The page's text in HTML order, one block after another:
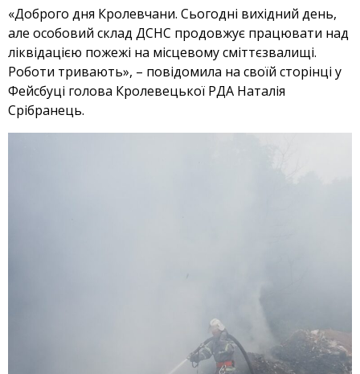
«Доброго дня Кролевчани. Сьогодні вихідний день,
але особовий склад ДСНС продовжує працювати над
ліквідацією пожежі на місцевому сміттєзвалищі.
Роботи тривають», – повідомила на своїй сторінці у
Фейсбуці голова Кролевецької РДА Наталія
Срібранець.